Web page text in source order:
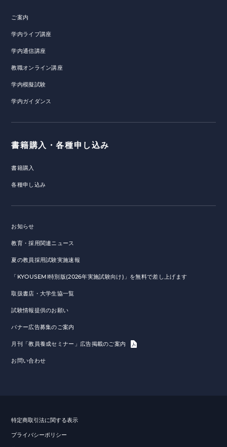
ご案内
学内ライブ講座
学内通信講座
教職オンライン講座
学内模擬試験
学内ガイダンス
書籍購入・各種申し込み
書籍購入
各種申し込み
お知らせ
教育・採用関連ニュース
夏の教員採用試験実施速報
「KYOUSEMI特別版(2026年実施試験向け)」を無料で差し上げます
取扱書店・大学生協一覧
試験情報提供のお願い
バナー広告募集のご案内
月刊「教員養成セミナー」広告掲載のご案内
お問い合わせ
特定商取引法に関する表示
プライバシーポリシー